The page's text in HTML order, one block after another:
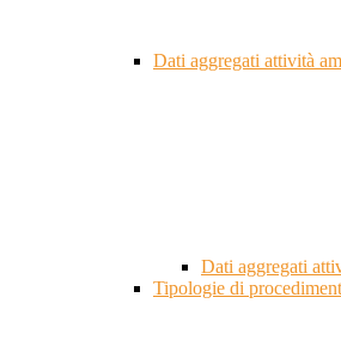
Dati aggregati attività
Dati aggregati
Tipologie di